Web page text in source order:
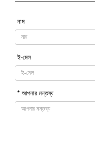
নাম
ই-মেল
* আপনার মন্তব্য